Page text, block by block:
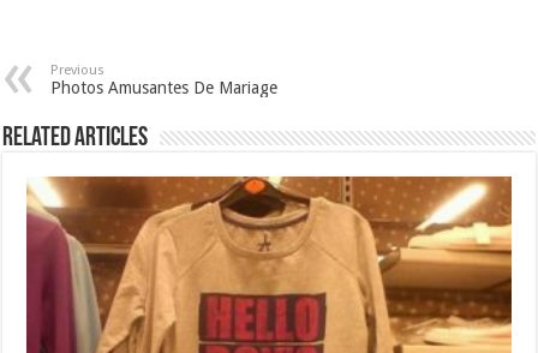
Previous
Photos Amusantes De Mariage
Related Articles